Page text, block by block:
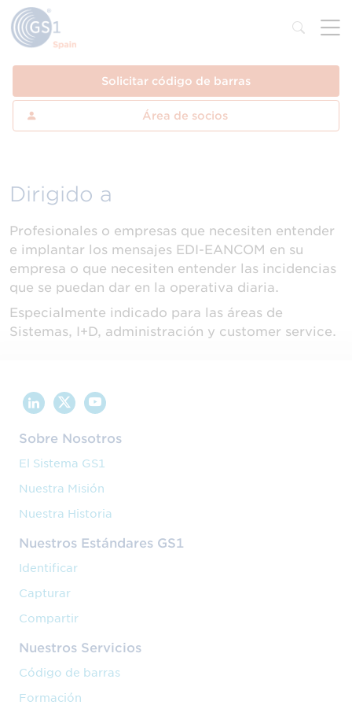
Solicitar código de barras
Área de socios
Dirigido a
Profesionales o empresas que necesiten entender
e implantar los mensajes EDI-EANCOM en su
empresa o que necesiten entender las incidencias
que se puedan dar en la operativa diaria.
Especialmente indicado para las áreas de
Sistemas, I+D, administración y customer service.
Sobre Nosotros
El Sistema GS1
Nuestra Misión
Nuestra Historia
Nuestros Estándares GS1
Identificar
Capturar
Compartir
Nuestros Servicios
Código de barras
Formación